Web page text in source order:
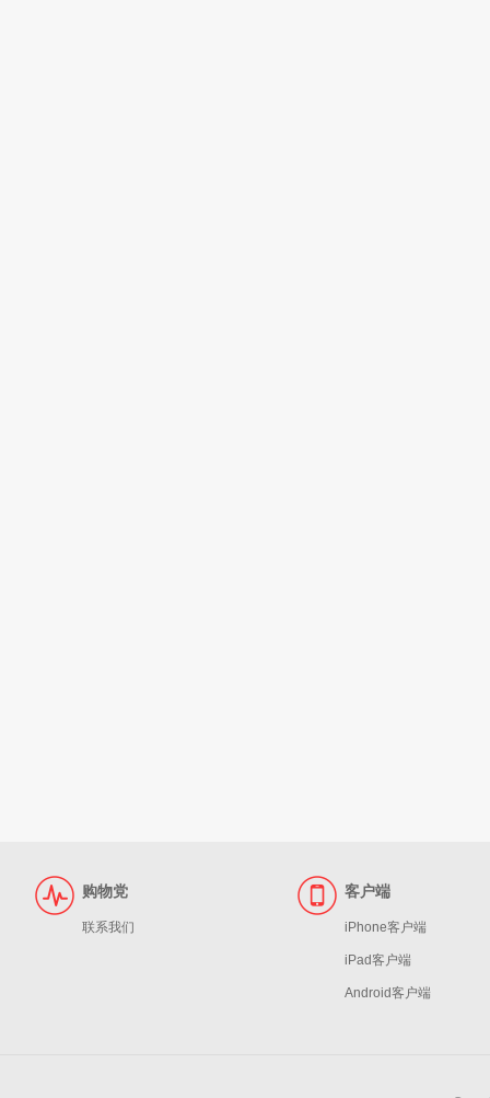
购物党
联系我们
客户端
iPhone客户端
iPad客户端
Android客户端